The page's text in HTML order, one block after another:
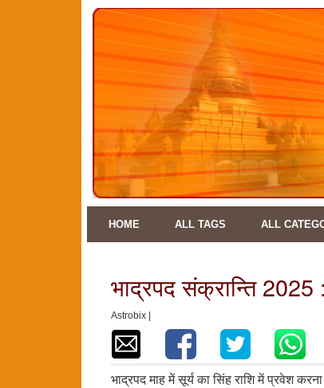
HOME ALL TAGS ALL
भाद्रपद संक्रान्ति 2025
Astrobix |
भाद्रपद माह में सूर्य का सिंह राशि में प्रवेश